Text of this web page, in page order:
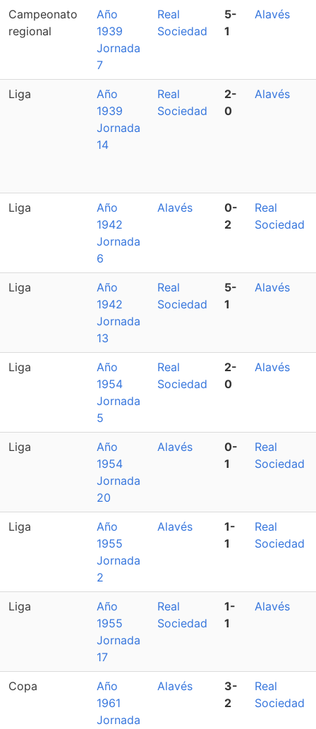
Campeonato
regional
Año
1939
Jornada
7
Real
Sociedad
5-
1
Alavés
Liga
Año
1939
Jornada
14
Real
Sociedad
2-
0
Alavés
Liga
Año
1942
Jornada
6
Alavés
0-
2
Real
Sociedad
Liga
Año
1942
Jornada
13
Real
Sociedad
5-
1
Alavés
Liga
Año
1954
Jornada
5
Real
Sociedad
2-
0
Alavés
Liga
Año
1954
Jornada
20
Alavés
0-
1
Real
Sociedad
Liga
Año
1955
Jornada
2
Alavés
1-
1
Real
Sociedad
Liga
Año
1955
Jornada
17
Real
Sociedad
1-
1
Alavés
Copa
Año
1961
Jornada
Alavés
3-
2
Real
Sociedad